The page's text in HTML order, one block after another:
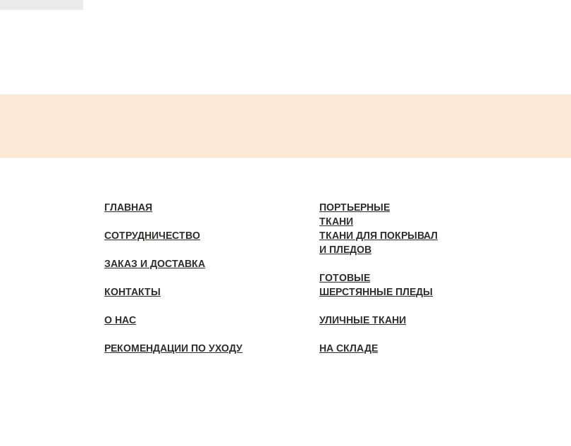
ГЛАВНАЯ
СОТРУДНИЧЕСТВО
ЗАКАЗ И ДОСТАВКА
КОНТАКТЫ
О НАС
ПОРТЬЕРНЫЕ
ТКАНИ
ТКАНИ ДЛЯ ПОКРЫВАЛ
И ПЛЕДОВ
ГОТОВЫЕ
ШЕРСТЯННЫЕ ПЛЕДЫ
УЛИЧНЫЕ ТКАНИ
НА СКЛАДЕ
РЕКОМЕНДАЦИИ ПО УХОДУ